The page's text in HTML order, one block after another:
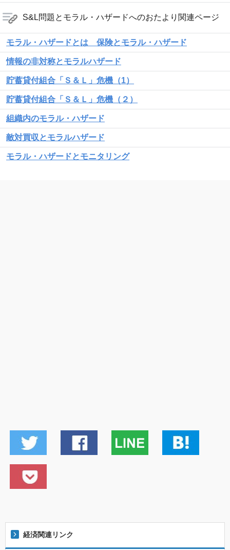
S&L問題とモラル・ハザードへのおたより関連ページ
モラル・ハザードとは 保険とモラル・ハザード
情報の非対称とモラルハザード
貯蓄貸付組合「Ｓ＆Ｌ」危機（1）
貯蓄貸付組合「Ｓ＆Ｌ」危機（２）
組織内のモラル・ハザード
敵対買収とモラルハザード
モラル・ハザードとモニタリング
経済関連リンク